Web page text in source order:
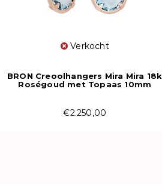
Verkocht
BRON Creoolhangers Mira Mira 18k
Roségoud met Topaas 10mm
€2.250,00